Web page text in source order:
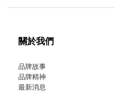
關於我們
品牌故事
品牌精神
最新消息